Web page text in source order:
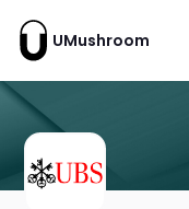
UMushroom